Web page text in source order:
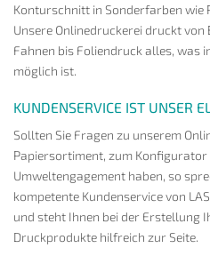
Konturschnitt in Sonderfarben wie
Unsere Onlinedruckerei druckt
Fahnen bis Foliendruck alles, was
möglich ist.
KUNDENSERVICE IST UNSER
Sollten Sie Fragen zu unserem
Papiersortiment, zum Konfigurator
Umweltengagement haben, so
kompetente Kundenservice von
und steht Ihnen bei der Erstellung
Druckprodukte hilfreich zur Seite.